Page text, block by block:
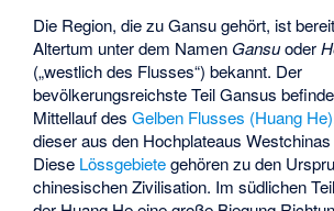
Die Region, die zu Gansu gehört, ist
Altertum unter dem Namen Gansuoder
(„westlich des Flusses“) bekannt. Der
bevölkerungsreichste Teil Gansus
Mittellauf desGelben Flusses (Huang He)
dieser aus den Hochplateaus
Diese Lössgebietegehören zu den
chinesischen Zivilisation. Im südlichen